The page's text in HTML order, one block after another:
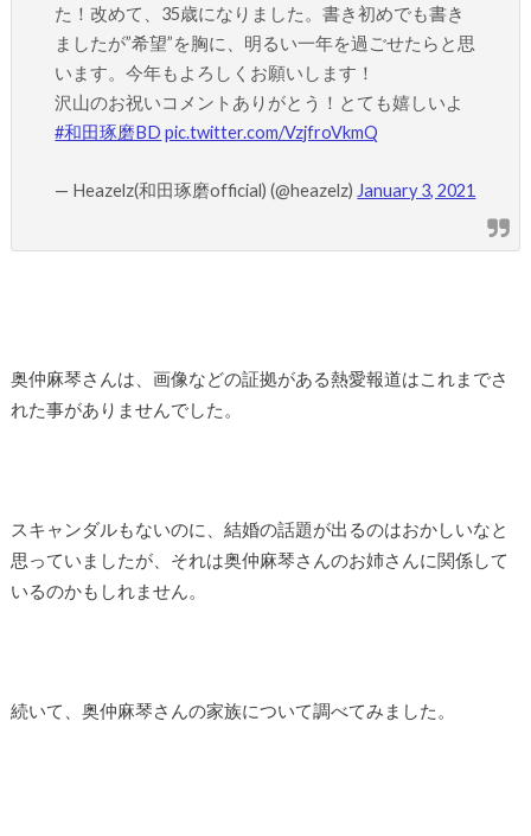
た！改めて、35歳になりました。書き初めでも書き
ましたが”希望”を胸に、明るい一年を過ごせたらと思
います。今年もよろしくお願いします！
沢山のお祝いコメントありがとう！とても嬉しいよ
#和田琢磨BD pic.twitter.com/VzjfroVkmQ
— Heazelz(和田琢磨official) (@heazelz) January 3, 2021
奥仲麻琴さんは、画像などの証拠がある熱愛報道はこれまでさ
れた事がありませんでした。
スキャンダルもないのに、結婚の話題が出るのはおかしいなと
思っていましたが、それは奥仲麻琴さんのお姉さんに関係して
いるのかもしれません。
続いて、奥仲麻琴さんの家族について調べてみました。